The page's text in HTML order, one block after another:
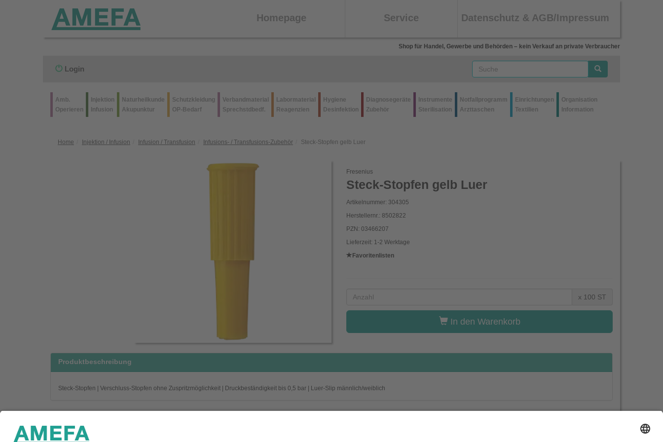
Homepage Service Datenschutz & AGB/Impressum
Shop für Handel, Gewerbe und Behörden – kein Verkauf an private Verbraucher
Login
Amb.
Operieren
Injektion
Infusion
Naturheilkunde
Akupunktur
Schutzkleidung
OP-Bedarf
Verbandmaterial
Sprechstdbedf.
Labormaterial
Reagenzien
Hygiene
Desinfektion
Diagnosegeräte
Zubehör
Instrumente
Sterilisation
Notfallprogramm
Arzttaschen
Einrichtungen
Textilien
Organisation
Information
Home Injektion / Infusion Infusion / Transfusion Infusions- / Transfusions-Zubehör Steck-Stopfen gelb Luer
Fresenius
Steck-Stopfen gelb Luer
Artikelnummer: 304305
Herstellernr.: 8502822
PZN: 03466207
Lieferzeit: 1-2 Werktage
Favoritenlisten
x 100 ST
In den Warenkorb
Produktbeschreibung
Steck-Stopfen | Verschluss-Stopfen ohne Zuspritzmöglichkeit | Druckbeständigkeit bis 0,5 bar | Luer-Slip männlich/weiblich